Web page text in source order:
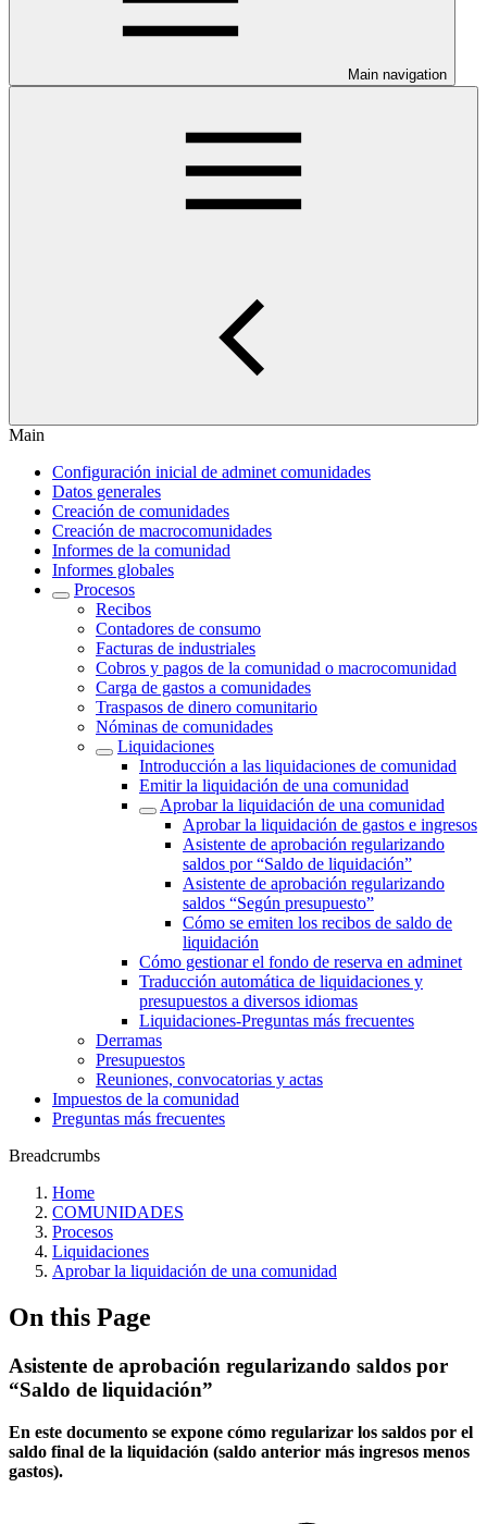
Main navigation
Main
Configuración inicial de adminet comunidades
Datos generales
Creación de comunidades
Creación de macrocomunidades
Informes de la comunidad
Informes globales
Procesos
Recibos
Contadores de consumo
Facturas de industriales
Cobros y pagos de la comunidad o macrocomunidad
Carga de gastos a comunidades
Traspasos de dinero comunitario
Nóminas de comunidades
Liquidaciones
Introducción a las liquidaciones de comunidad
Emitir la liquidación de una comunidad
Aprobar la liquidación de una comunidad
Aprobar la liquidación de gastos e ingresos
Asistente de aprobación regularizando
saldos por “Saldo de liquidación”
Asistente de aprobación regularizando
saldos “Según presupuesto”
Cómo se emiten los recibos de saldo de
liquidación
Cómo gestionar el fondo de reserva en adminet
Traducción automática de liquidaciones y
presupuestos a diversos idiomas
Liquidaciones-Preguntas más frecuentes
Derramas
Presupuestos
Reuniones, convocatorias y actas
Impuestos de la comunidad
Preguntas más frecuentes
Breadcrumbs
Home
COMUNIDADES
Procesos
Liquidaciones
Aprobar la liquidación de una comunidad
On this Page
Asistente de aprobación regularizando saldos por
“Saldo de liquidación”
En este documento se expone cómo regularizar los saldos por el
saldo final de la liquidación (saldo anterior más ingresos menos
gastos).